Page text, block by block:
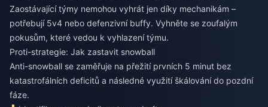
Zaostávající týmy nemohou vyhrát jen díky mechanikám –
potřebují 5v4 nebo defenzivní buffy. Vyhněte se zoufalým
pokusům, které vedou k vyhlazení týmu.
Proti-strategie: Jak zastavit snowball
Anti-snowball se zaměřuje na přežití prvních 5 minut bez
katastrofálních deficitů a následné využití škálování do pozdní
fáze.